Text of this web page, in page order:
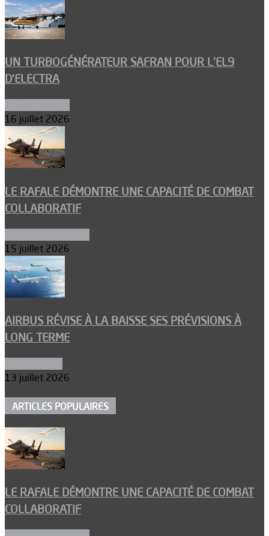
UN TURBOGÉNÉRATEUR SAFRAN POUR L’EL9
D’ELECTRA
16 juillet 2026
LE RAFALE DÉMONTRE UNE CAPACITÉ DE COMBAT
COLLABORATIF
15 juillet 2026
AIRBUS RÉVISE À LA BAISSE SES PRÉVISIONS À
LONG TERME
13 juillet 2026
ARTICLES POPULAIRES
LE RAFALE DÉMONTRE UNE CAPACITÉ DE COMBAT
COLLABORATIF